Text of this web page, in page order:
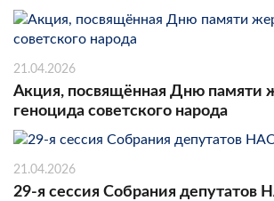
21.04.2026
Акция, посвящённая Дню памяти
геноцида советского народа
21.04.2026
29-я сессия Собрания депутатов